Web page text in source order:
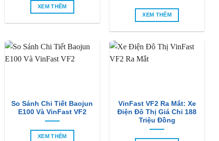
XEM THÊM
XEM THÊM
So Sánh Chi Tiết Baojun
E100 Và VinFast VF2
XEM THÊM
VinFast VF2 Ra Mắt: Xe
Điện Đô Thị Giá Chỉ 188
Triệu Đồng